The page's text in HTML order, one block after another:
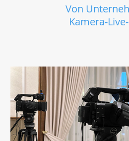
Von
Kamera-